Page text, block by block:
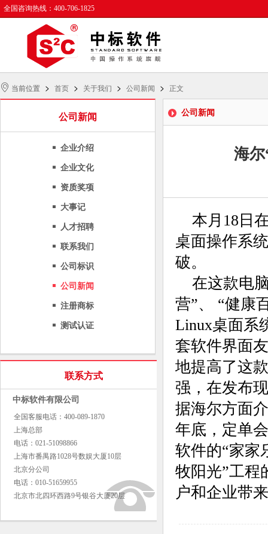
全国咨询热线：400-706-1825
当前位置 > 首页 > 关于我们 > 公司新闻 > 正文
公司新闻
企业介绍
企业文化
资质奖项
大事记
人才招聘
联系我们
公司标识
公司新闻
注册商标
测试认证
联系方式
中标软件有限公司
全国客服电话：400-089-1870
上海总部
电话：021-51098866
上海市番禺路1028号数娱大厦10层
北京分公司
电话：010-51659955
北京市北四环西路9号银谷大厦20层
公司新闻
海
本月18日
桌面操作系
破。
在这款电脑
营”、 “健康
Linux桌面系
套软件界面
地提高了这
强，在发布
据海尔方面
年底，定单
软件的“家家
牧阳光”工程
户和企业带